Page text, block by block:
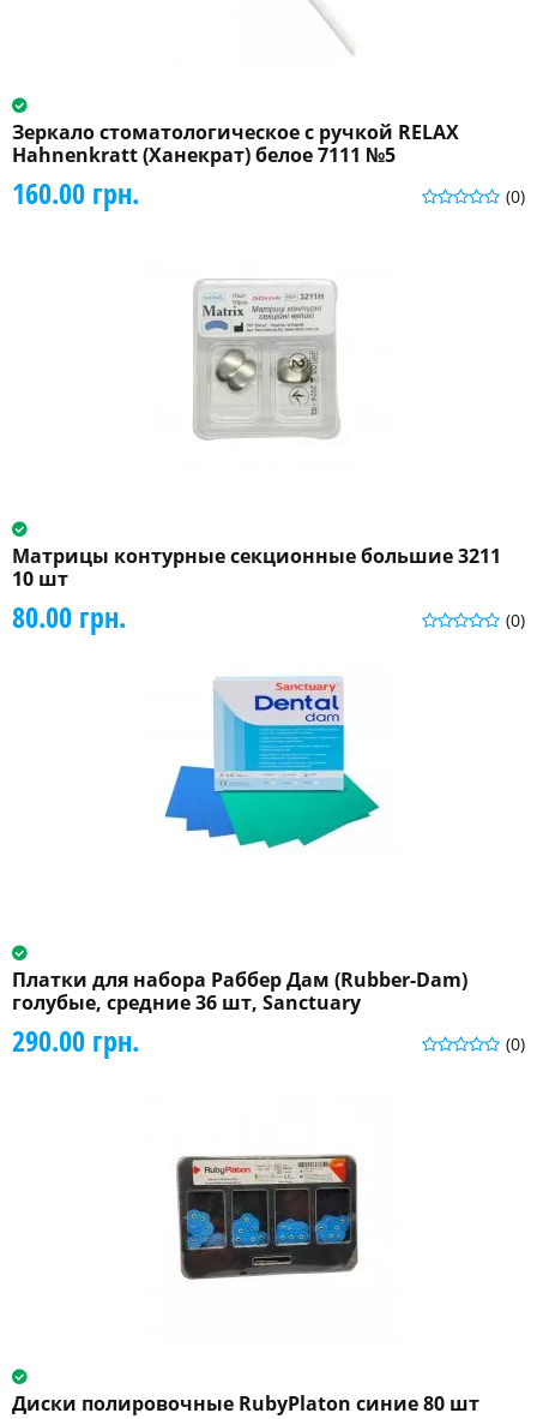
Зеркало стоматологическое с ручкой RELAX
Hahnenkratt (Ханекрат) белое 7111 №5
(0)
160.00 грн.
Матрицы контурные секционные большие 3211
10 шт
(0)
80.00 грн.
Платки для набора Раббер Дам (Rubber-Dam)
голубые, средние 36 шт, Sanctuary
(0)
290.00 грн.
Диски полировочные RubyPlaton синие 80 шт